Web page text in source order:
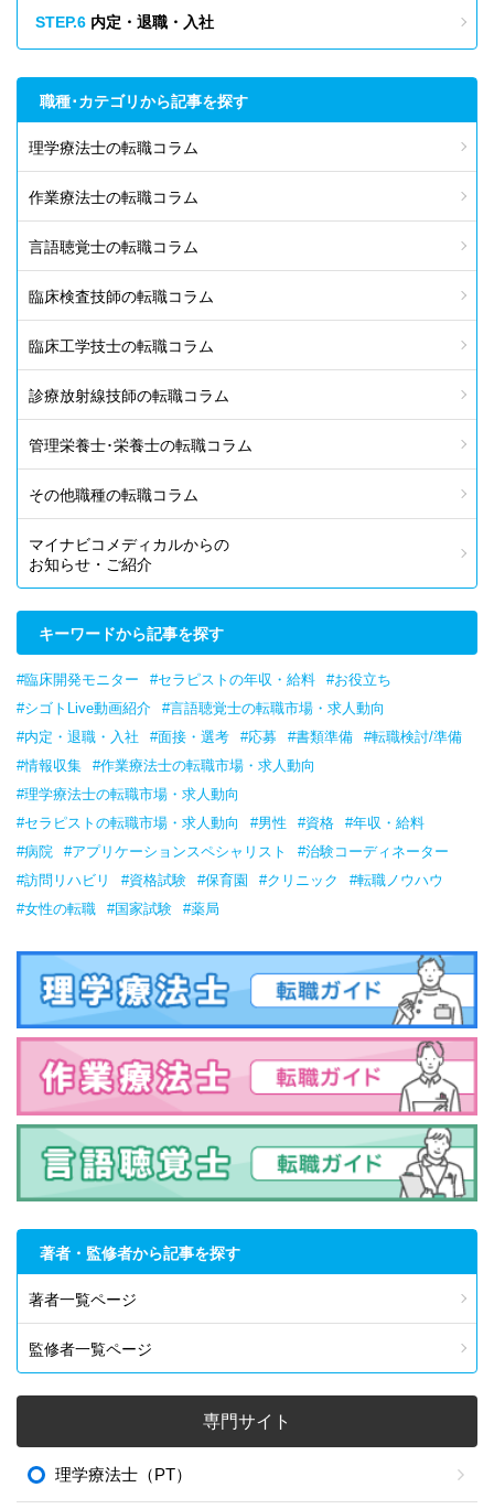
STEP.6 内定・退職・入社
職種･カテゴリから記事を探す
理学療法士の転職コラム
作業療法士の転職コラム
言語聴覚士の転職コラム
臨床検査技師の転職コラム
臨床工学技士の転職コラム
診療放射線技師の転職コラム
管理栄養士･栄養士の転職コラム
その他職種の転職コラム
マイナビコメディカルからの
お知らせ・ご紹介
キーワードから記事を探す
#臨床開発モニター #セラピストの年収・給料
#お役立ち
#シゴトLive動画紹介
#言語聴覚士の転職市場・求人動向
#内定・退職・入社
#面接・選考 #応募 #書類準備
#転職検討/準備
#情報収集
#作業療法士の転職市場・求人動向
#理学療法士の転職市場・求人動向
#セラピストの転職市場・求人動向
#男性 #資格
#年収・給料
#病院
#アプリケーションスペシャリスト
#治験コーディネーター
#訪問リハビリ
#資格試験 #保育園 #クリニック
#転職ノウハウ
#女性の転職
#国家試験 #薬局
著者・監修者から記事を探す
著者一覧ページ
監修者一覧ページ
専門サイト
理学療法士（PT）